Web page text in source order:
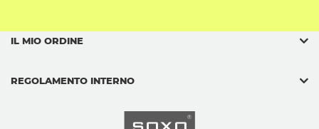
IL MIO ORDINE
REGOLAMENTO INTERNO